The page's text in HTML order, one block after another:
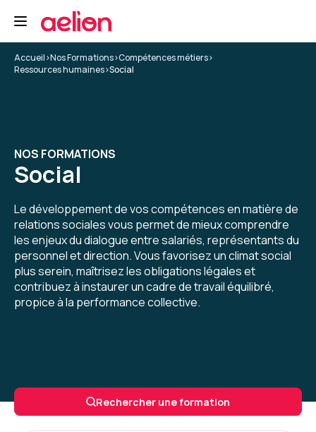
Accueil>Nos Formations>Compétences métiers>
Ressources humaines>Social
NOS FORMATIONS
Social
Le développement de vos compétences en matière de
relations sociales vous permet de mieux comprendre
les enjeux du dialogue entre salariés, représentants du
personnel et direction. Vous favorisez un climat social
plus serein, maîtrisez les obligations légales et
contribuez à instaurer un cadre de travail équilibré,
propice à la performance collective.
Rechercher une formation